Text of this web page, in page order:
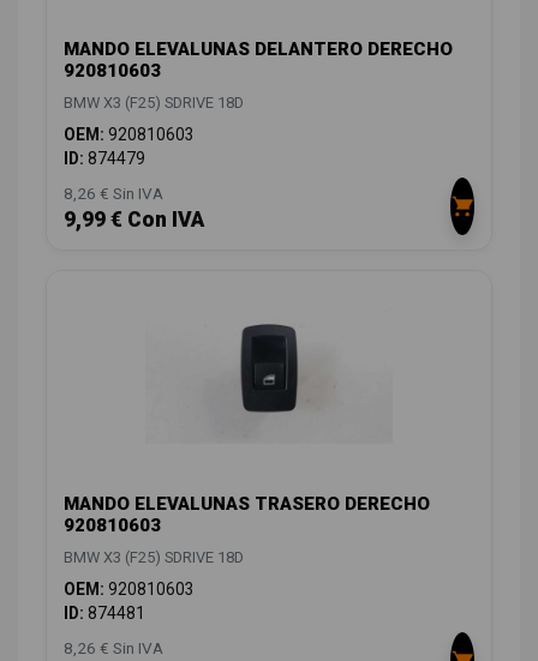
MANDO ELEVALUNAS DELANTERO DERECHO
920810603
BMW X3 (F25) SDRIVE 18D
OEM: 920810603
ID: 874479
8,26 € Sin IVA
9,99 € Con IVA
MANDO ELEVALUNAS TRASERO DERECHO
920810603
BMW X3 (F25) SDRIVE 18D
OEM: 920810603
ID: 874481
8,26 € Sin IVA